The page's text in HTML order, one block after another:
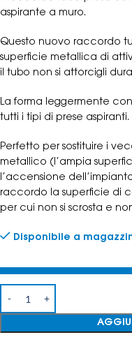
aspirante a muro.
Questo nuovo raccordo
superficie metallica di
il tubo non si attorcigli
La forma leggermente
tutti i tipi di prese aspiranti.
Perfetto per sostituire i
metallico (l’ampia
l’accensione
raccordo la superficie di
per cui non si scrosta e
Disponibile a